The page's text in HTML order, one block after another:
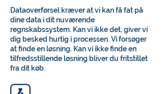
Dataoverførsel kræver at vi kan få fat på
dine data i dit nuværende
regnskabssystem. Kan vi ikke det, giver vi
dig besked hurtig i processen. Vi forsøger
at finde en løsning. Kan vi ikke finde en
tilfredsstillende løsning bliver du fritstillet
fra dit køb.